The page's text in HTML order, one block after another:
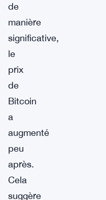
de
manière
significative,
le
prix
de
Bitcoin
a
augmenté
peu
après.
Cela
suggère